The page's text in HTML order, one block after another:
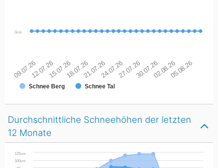
Schnee Berg Schnee Tal
0cm
09.07.2612.07.2615.07.2618.07.2621.07.2624.07.2627.07.2630.07.2602.08.2605.08.26
Durchschnittliche Schneehöhen der letzten
12 Monate
100cm
125cm